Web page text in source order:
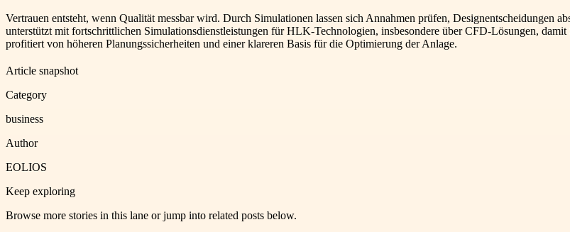
Vertrauen entsteht, wenn Qualität messbar wird. Durch Simulationen lassen sich Annahmen prüfen,
unterstützt mit fortschrittlichen Simulationsdienstleistungen für HLK-Technologien, insbesondere über CFD-Lösungen,
profitiert von höheren Planungssicherheiten und einer klareren Basis für die Optimierung der Anlage.
Article snapshot
Category
business
Author
EOLIOS
Keep exploring
Browse more stories in this lane or jump into related posts below.